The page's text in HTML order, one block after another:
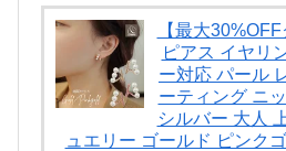
【最大
ピアス イヤリ
ー対応 パール
ーティング ニ
シルバー 大人
ュエリー ゴールド ピンク